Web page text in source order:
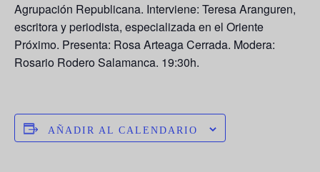
Agrupación Republicana. Interviene: Teresa Aranguren,
escritora y periodista, especializada en el Oriente
Próximo. Presenta: Rosa Arteaga Cerrada. Modera:
Rosario Rodero Salamanca. 19:30h.
AÑADIR AL CALENDARIO